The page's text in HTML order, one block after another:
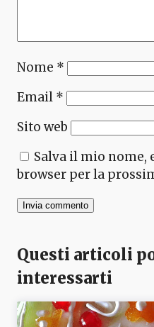
Nome *
Email *
Sito web
Salva il mio nome,
browser per la
Questi articoli
interessarti